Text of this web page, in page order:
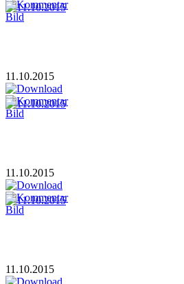
11.10.2015
11.10.2015
11.10.2015